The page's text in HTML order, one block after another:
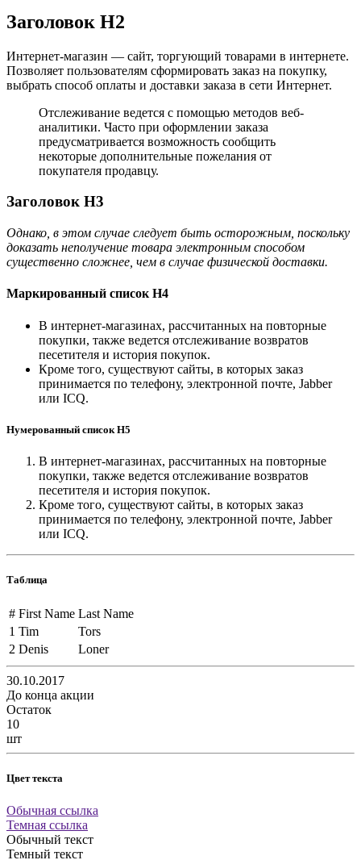
Заголовок H2
Интернет-магазин — сайт, торгующий товарами в интернете.
Позволяет пользователям сформировать заказ на покупку,
выбрать способ оплаты и доставки заказа в сети Интернет.
Отслеживание ведется с помощью методов веб-
аналитики. Часто при оформлении заказа
предусматривается возможность сообщить
некоторые дополнительные пожелания от
покупателя продавцу.
Заголовок H3
Однако, в этом случае следует быть осторожным, поскольку
доказать неполучение товара электронным способом
существенно сложнее, чем в случае физической доставки.
Маркированный список H4
В интернет-магазинах, рассчитанных на повторные
покупки, также ведется отслеживание возвратов
песетителя и история покупок.
Кроме того, существуют сайты, в которых заказ
принимается по телефону, электронной почте, Jabber
или ICQ.
Нумерованный список H5
В интернет-магазинах, рассчитанных на повторные
покупки, также ведется отслеживание возвратов
песетителя и история покупок.
Кроме того, существуют сайты, в которых заказ
принимается по телефону, электронной почте, Jabber
или ICQ.
Таблица
# First Name Last Name
1 Tim
Tors
2 Denis Loner
30.10.2017
До конца акции
Остаток
10
шт
Цвет текста
Обычная ссылка
Темная ссылка
Обычный текст
Темный текст